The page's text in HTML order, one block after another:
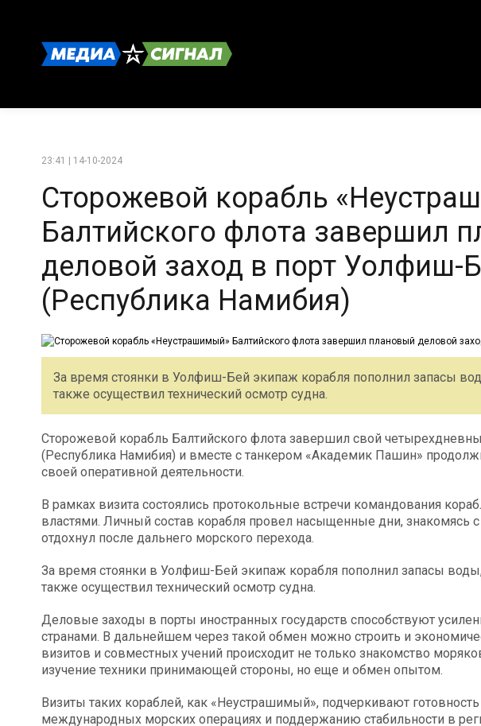
23:41 | 14-10-2024
Сторожевой корабль
Балтийского флота завершил
деловой заход в порт Уолфиш-
(Республика Намибия)
За время стоянки в Уолфиш-Бей экипаж корабля пополнил запасы
также осуществил технический осмотр судна.
Сторожевой корабль Балтийского флота завершил свой
(Республика Намибия) и вместе с танкером «Академик Пашин»
своей оперативной деятельности.
В рамках визита состоялись протокольные встречи командования
властями. Личный состав корабля провел насыщенные дни, знакомясь
отдохнул после дальнего морского перехода.
За время стоянки в Уолфиш-Бей экипаж корабля пополнил запасы
также осуществил технический осмотр судна.
Деловые заходы в порты иностранных государств способствуют
странами. В дальнейшем через такой обмен можно строить и
визитов и совместных учений происходит не только знакомство
изучение техники принимающей стороны, но еще и обмен опытом.
Визиты таких кораблей, как «Неустрашимый», подчеркивают
международных морских операциях и поддержанию стабильности в